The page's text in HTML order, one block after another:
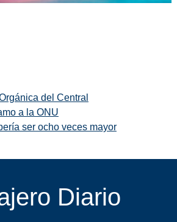
del Central
a la ONU
ser ocho veces mayor
Diario